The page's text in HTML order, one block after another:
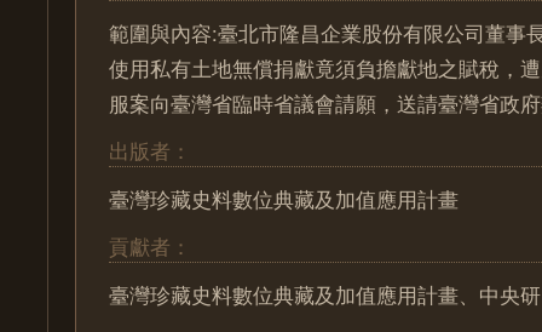
範圍與內容:臺北市隆昌企業股份有限公司董事
使用私有土地無償捐獻竟須負擔獻地之賦稅，
服案向臺灣省臨時省議會請願，送請臺灣省政
出版者：
臺灣珍藏史料數位典藏及加值應用計畫
貢獻者：
臺灣珍藏史料數位典藏及加值應用計畫、中央